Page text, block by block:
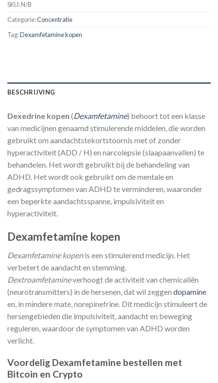
SKU:N/B
Categorie:Concentratie
Tag:Dexamfetamine kopen
BESCHRIJVING
Dexedrine kopen (Dexamfetamine) behoort tot een klasse
van medicijnen genaamd stimulerende middelen, die worden
gebruikt om aandachtstekortstoornis met of zonder
hyperactiviteit (ADD / H) en narcolepsie (slaapaanvallen) te
behandelen. Het wordt gebruikt bij de behandeling van
ADHD. Het wordt ook gebruikt om de mentale en
gedragssymptomen van ADHD te verminderen, waaronder
een beperkte aandachtsspanne, impulsiviteit en
hyperactiviteit.
Dexamfetamine kopen
Dexamfetamine kopenis een stimulerend medicijn. Het
verbetert de aandacht en stemming.
Dextroamfetamineverhoogt de activiteit van chemicaliën
(neurotransmitters) in de hersenen, dat wil zeggen dopamine
en, in mindere mate, norepinefrine. Dit medicijn stimuleert de
hersengebieden die impulsiviteit, aandacht en beweging
reguleren, waardoor de symptomen van ADHD worden
verlicht.
Voordelig Dexamfetamine bestellen met
Bitcoin en Crypto